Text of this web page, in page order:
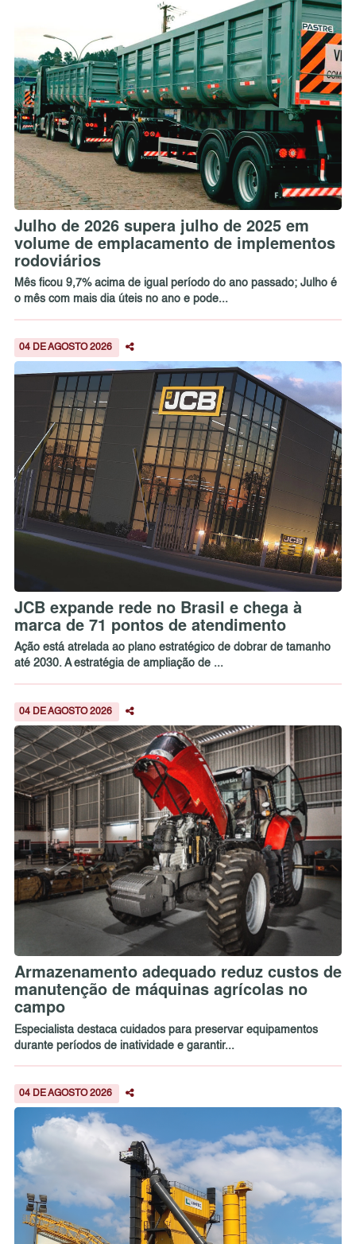
Julho de 2026 supera julho de 2025 em
volume de emplacamento de implementos
rodoviários
Mês ficou 9,7% acima de igual período do ano passado; Julho é
o mês com mais dia úteis no ano e pode...
04 DE AGOSTO 2026
JCB expande rede no Brasil e chega à
marca de 71 pontos de atendimento
Ação está atrelada ao plano estratégico de dobrar de tamanho
até 2030. A estratégia de ampliação de ...
04 DE AGOSTO 2026
Armazenamento adequado reduz custos de
manutenção de máquinas agrícolas no
campo
Especialista destaca cuidados para preservar equipamentos
durante períodos de inatividade e garantir...
04 DE AGOSTO 2026